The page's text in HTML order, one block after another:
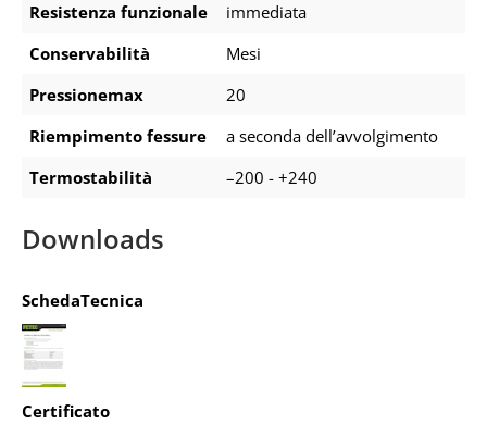
Resistenza funzionale
immediata
Conservabilità
Mesi
Pressionemax
20
Riempimento fessure
a seconda dell’avvolgimento
Termostabilità
–200 - +240
Downloads
SchedaTecnica
Certificato